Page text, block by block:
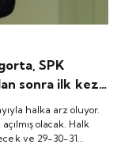
SPK
sonra ilk kez
Halk arz,
ve
talep
halka arz oluyor.
olacak. Halk
ve 29-30-31